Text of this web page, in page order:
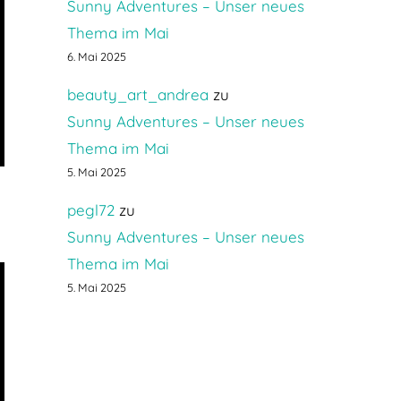
Sunny Adventures – Unser neues
Thema im Mai
6. Mai 2025
beauty_art_andrea zu
Sunny Adventures – Unser neues
Thema im Mai
5. Mai 2025
pegl72 zu
Sunny Adventures – Unser neues
Thema im Mai
5. Mai 2025